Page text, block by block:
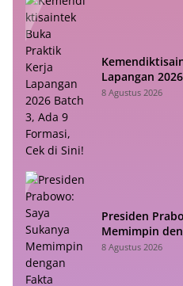
Lapangan
Cek di Sini!
8 Agustus 2026
Presiden
Memimpin
8 Agustus 2026